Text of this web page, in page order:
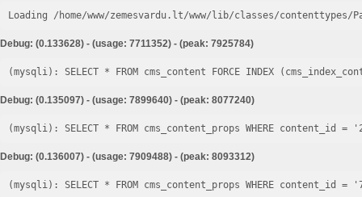
Loading /home/www/zemesvardu.lt/www/lib/classes/
Debug: (0.133628) - (usage: 7711352) - (peak: 7925784)
Debug: (0.135097) - (usage: 7899640) - (peak: 8077240)
Debug: (0.136007) - (usage: 7909488) - (peak: 8093312)